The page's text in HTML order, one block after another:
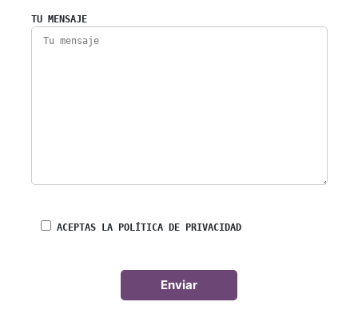
TU MENSAJE
ACEPTAS LA POLÍTICA DE PRIVACIDAD